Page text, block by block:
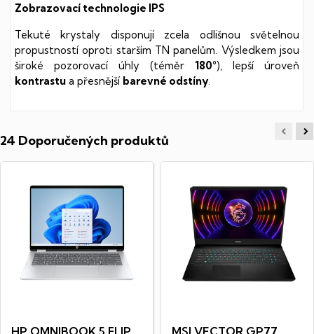
Zobrazovací technologie IPS
Tekuté krystaly disponují zcela odlišnou světelnou
propustností oproti starším TN panelům. Výsledkem jsou
široké pozorovací úhly (téměr 180°), lepší úroveň
kontrastu a přesnější barevné odstíny
24 Doporučených produktů
HP OMNIBOOK 5 FLIP
MSI VECTOR GP77